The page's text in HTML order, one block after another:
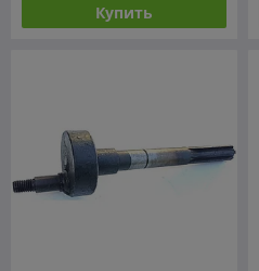
Купить